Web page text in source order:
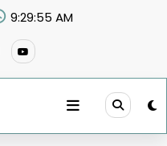
9:29:55 AM